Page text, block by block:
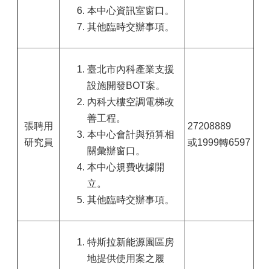
本中心資訊室窗口。
其他臨時交辦事項。
張聘用
研究員
臺北市內科產業支援
設施開發BOT案。
內科大樓空調電梯改
善工程。
本中心會計與預算相
關彙辦窗口。
本中心規費收據開
立。
其他臨時交辦事項。
27208889
或1999轉6597
特斯拉新能源園區房
地提供使用案之履